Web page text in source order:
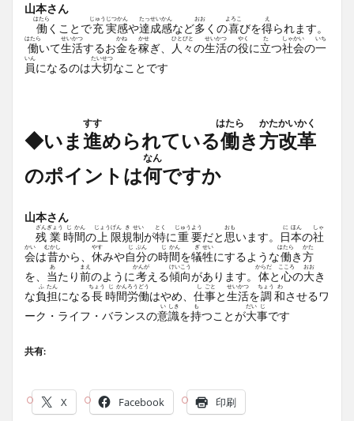
山本さん
働
はたら
くことで充
じゅう
実
じつ
感
かん
や達
たっ
成
せい
感
かん
など多
おお
くの喜
よろこ
びを得
え
られます。
働
はたら
いて生
せい
活
かつ
するお金
かね
を稼
かせ
ぎ、 人
ひと
々
びと
の生
せい
活
かつ
の役
やく
に立
た
つ社
しゃ
会
かい
の一
いち
員
いん
になるのは大
たい
切
せつ
なことです
◆いま 進
すす
められている働
はたら
き方
かた
改
かい
革
かく
のポイントは何
なん
ですか
山本さん
残
ざん
業
ぎょう
時
じ
間
かん
の 上
じょう
限
げん
規
き
制
せい
が特
とく
に重
じゅう
要
よう
だと 思
おも
います。 日
に
本
ほん
の社
しゃ
会
かい
は昔
むかし
から、 休
やす
みや自
じ
分
ぶん
の時
じ
間
かん
を犠
ぎ
牲
せい
にするような働
はたら
き方
かた
を、 当
あ
たり前
まえ
のように考
かんが
える傾
けい
向
こう
があります。 体
からだ
と 心
こころ
の大
おお
き
な負
ふ
担
たん
になる長
ちょう
時
じ
間
かん
労
ろう
働
どう
はやめ、 仕
し
事
ごと
と生
せい
活
かつ
を調
ちょう
和
わ
させるワ
ーク・ライフ・バランスの意
い
識
しき
を持
も
つことが大
だい
事
じ
です
共有:
X Facebook 印刷